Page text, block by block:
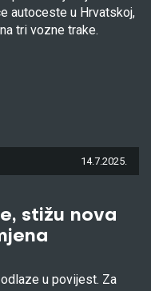
autoceste u Hrvatskoj,
tri vozne trake.
14.7.2025.
stižu nova
u povijest. Za